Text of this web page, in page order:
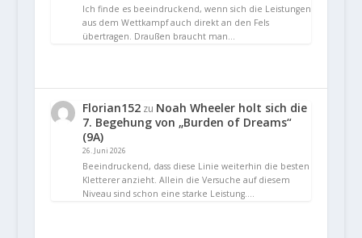
Ich finde es beeindruckend, wenn sich die Leistungen
aus dem Wettkampf auch direkt an den Fels
übertragen. Draußen braucht man…
Florian152zu Noah Wheeler holt sich die
7. Begehung von „Burden of Dreams“
(9A)
26. Juni 2026
Beeindruckend, dass diese Linie weiterhin die besten
Kletterer anzieht. Allein die Versuche auf diesem
Niveau sind schon eine starke Leistung.…